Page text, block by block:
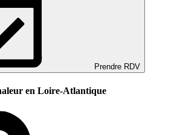
Prendre RDV
en Loire-Atlantique